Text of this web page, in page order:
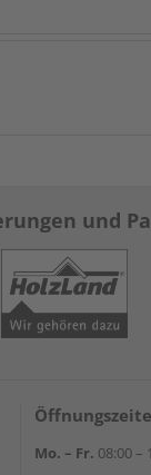
und
Mo. – Fr. 08:00 –